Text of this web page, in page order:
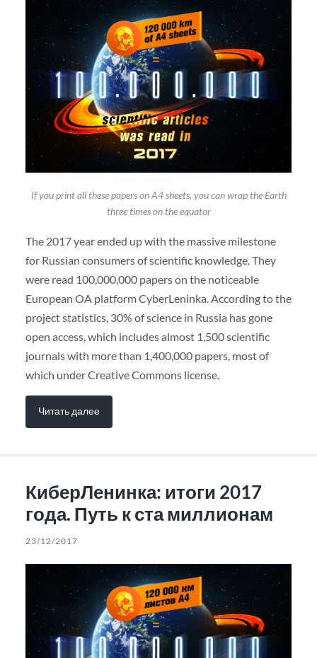
If you print all these papers on A4 sheets, you can wrap the Earth
three times on the equator
The 2017 year ended up with the massive milestone
for Russian consumers of scientific knowledge. They
were read 100,000,000 papers on the noticeable
European OA platform CyberLeninka. According to the
project statistics, 30% of science in Russia has gone
open access, which includes almost 1,500 scientific
journals with more than 1,400,000 papers, most of
which under Creative Commons license.
Читать далее
КиберЛенинка: итоги 2017
года. Путь к ста миллионам
23/12/2017